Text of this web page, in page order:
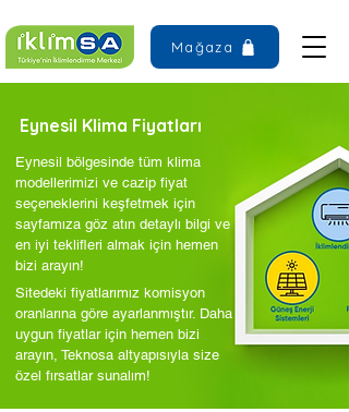
Mağaza
Eynesil Klima Fiyatları
Eynesil bölgesinde tüm klima
modellerimizi ve cazip fiyat
seçeneklerini keşfetmek için
sayfamıza göz atın detaylı bilgi ve
en iyi teklifleri almak için hemen
bizi arayın!
Sitedeki fiyatlarımız komisyon
oranlarına göre ayarlanmıştır. Daha
uygun fiyatlar için hemen bizi
arayın, Teknosa altyapısıyla size
özel fırsatlar sunalım!